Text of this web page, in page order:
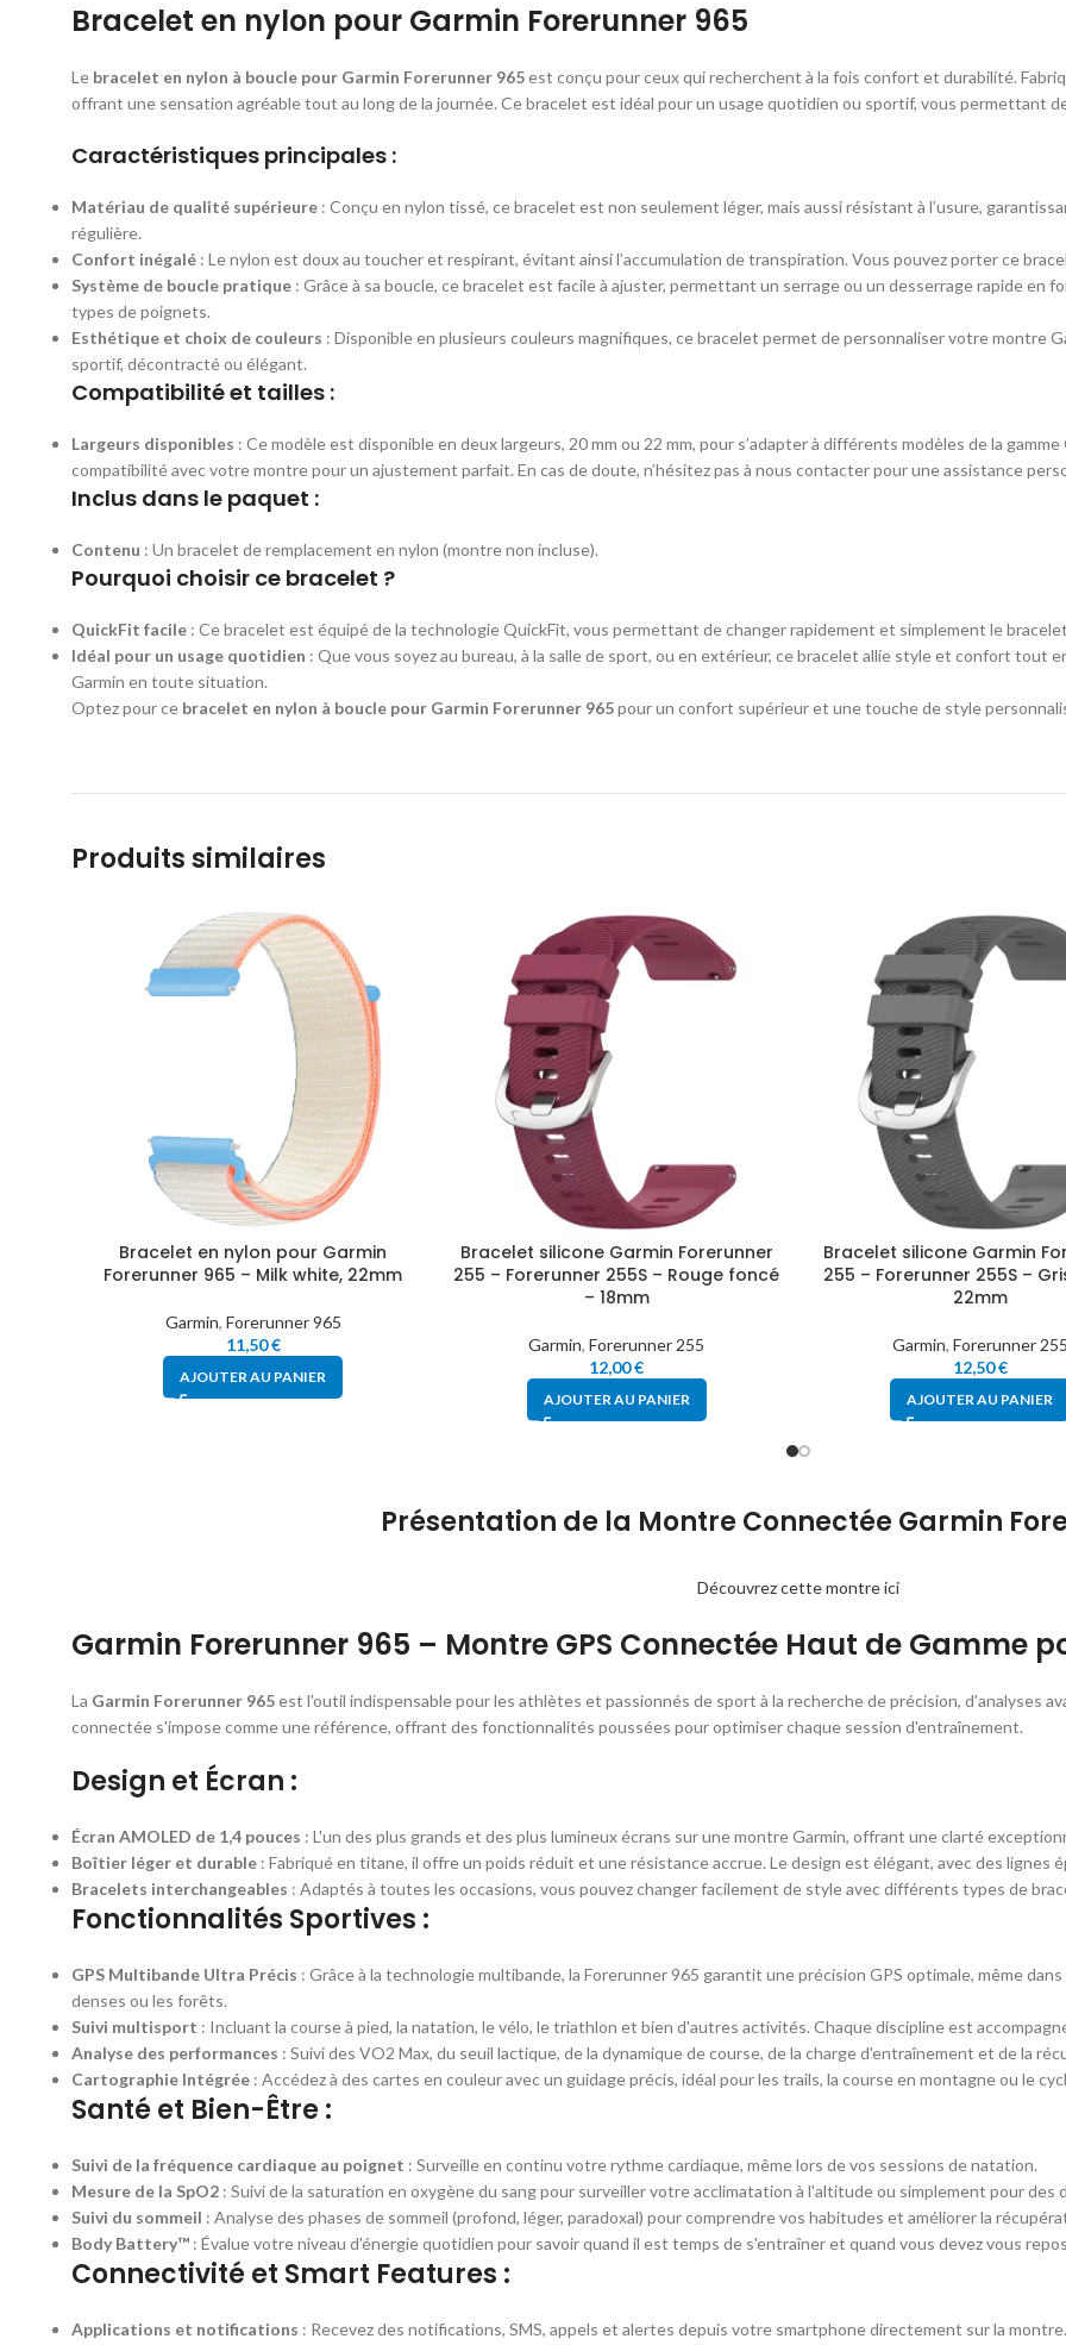
Bracelet en nylon pour Garmin Forerunner 965
Le bracelet en nylon à boucle pour Garmin Forerunner 965est conçu pour ceux qui recherchent à la fois confort et durabilité.
offrant une sensation agréable tout au long de la journée. Ce bracelet est idéal pour un usage quotidien ou sportif, vous permettant
Caractéristiques principales :
Matériau de qualité supérieure : Conçu en nylon tissé, ce bracelet est non seulement léger, mais aussi résistant à l’usure,
régulière.
Confort inégalé : Le nylon est doux au toucher et respirant, évitant ainsi l’accumulation de transpiration. Vous pouvez porter ce
Système de boucle pratique : Grâce à sa boucle, ce bracelet est facile à ajuster, permettant un serrage ou un desserrage rapide en
types de poignets.
Esthétique et choix de couleurs : Disponible en plusieurs couleurs magnifiques, ce bracelet permet de personnaliser votre montre
sportif, décontracté ou élégant.
Compatibilité et tailles :
Largeurs disponibles : Ce modèle est disponible en deux largeurs, 20 mm ou 22 mm, pour s’adapter à différents modèles de la
compatibilité avec votre montre pour un ajustement parfait. En cas de doute, n’hésitez pas à nous contacter pour une assistance
Inclus dans le paquet :
Contenu : Un bracelet de remplacement en nylon (montre non incluse).
Pourquoi choisir ce bracelet ?
QuickFit facile : Ce bracelet est équipé de la technologie QuickFit, vous permettant de changer rapidement et simplement le
Idéal pour un usage quotidien : Que vous soyez au bureau, à la salle de sport, ou en extérieur, ce bracelet allie style et confort
Garmin en toute situation.
Optez pour ce bracelet en nylon à boucle pour Garmin Forerunner 965pour un confort supérieur et une touche de style
Produits similaires
Bracelet en nylon pour Garmin
Forerunner 965 – Milk white, 22mm
Garmin, Forerunner 965
11,50€
AJOUTER AU PANIER
Bracelet silicone Garmin Forerunner
255 – Forerunner 255S – Rouge foncé
– 18mm
Garmin,Forerunner 255
12,00€
AJOUTER AU PANIER
Bracelet silicone Garmin
255 – Forerunner 255S –
22mm
Garmin, Forerunner 255
12,50€
AJOUTER AU PANIER
Présentation de la Montre Connectée Garmin
Découvrez cette montre ici
Garmin Forerunner 965 – Montre GPS Connectée Haut de Gamme
La Garmin Forerunner 965est l'outil indispensable pour les athlètes et passionnés de sport à la recherche de précision, d'analyses
connectée s'impose comme une référence, offrant des fonctionnalités poussées pour optimiser chaque session d'entraînement.
Design et Écran :
Écran AMOLED de 1,4 pouces : L'un des plus grands et des plus lumineux écrans sur une montre Garmin, offrant une clarté
Boîtier léger et durable : Fabriqué en titane, il offre un poids réduit et une résistance accrue. Le design est élégant, avec des lignes
Bracelets interchangeables : Adaptés à toutes les occasions, vous pouvez changer facilement de style avec différents types de
Fonctionnalités Sportives :
GPS Multibande Ultra Précis : Grâce à la technologie multibande, la Forerunner 965 garantit une précision GPS optimale, même
denses ou les forêts.
Suivi multisport : Incluant la course à pied, la natation, le vélo, le triathlon et bien d'autres activités. Chaque discipline est
Analyse des performances : Suivi des VO2 Max, du seuil lactique, de la dynamique de course, de la charge d'entraînement et de la
Cartographie Intégrée : Accédez à des cartes en couleur avec un guidage précis, idéal pour les trails, la course en montagne ou le
Santé et Bien-Être :
Suivi de la fréquence cardiaque au poignet : Surveille en continu votre rythme cardiaque, même lors de vos sessions de natation.
Mesure de la SpO2 : Suivi de la saturation en oxygène du sang pour surveiller votre acclimatation à l'altitude ou simplement pour des
Suivi du sommeil : Analyse des phases de sommeil (profond, léger, paradoxal) pour comprendre vos habitudes et améliorer la
Body Battery™ : Évalue votre niveau d'énergie quotidien pour savoir quand il est temps de s'entraîner et quand vous devez vous
Connectivité et Smart Features :
Applications et notifications : Recevez des notifications, SMS, appels et alertes depuis votre smartphone directement sur la